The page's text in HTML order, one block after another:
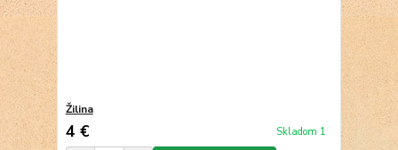
Žilina
4 € Skladom 1